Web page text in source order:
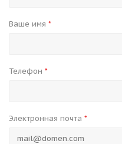
Ваше имя *
Телефон *
Электронная почта *